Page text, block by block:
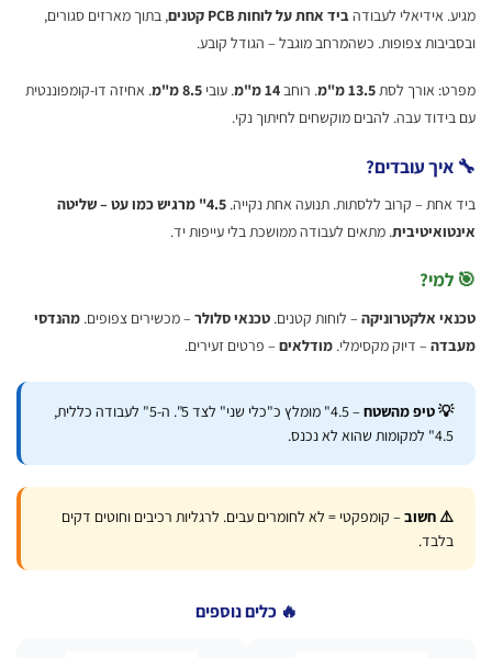
אידיאלי לעבודהביד אחת על לוחות PCB קטנים
, בתוך מארזים סגורים,
צפופות. כשהמרחב מוגבל – הגודל קובע.
אורך לסת13.5 מ"מ . רוחב14 מ"מ . עובי8.5 מ"מ
. אחיזה דו-קומפוננטית
עבה. להבים מוקשחים לחיתוך נקי.
עובדים?
– קרוב ללסתות. תנועה אחת נקייה.
4.5" מרגיש כמו עט – שליטה
. מתאים לעבודה ממושכת בלי עייפות יד.
אלקטרוניקה– לוחות קטנים. טכנאי סלולר– מכשירים צפופים.מהנדסי
– דיוק מקסימלי.מודלאים– פרטים זעירים.
טיפ מהשטח
– 4.5" מומלץ כ"כלי שני" לצד 5". ה-5" לעבודה כללית,
חשוב– קומפקטי = לא לחומרים עבים. לרגליות רכיבים וחוטים דקים
🔥 כלים נוספים